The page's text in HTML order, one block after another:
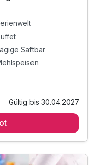
Saftbar
Gültig bis 30.04.2027